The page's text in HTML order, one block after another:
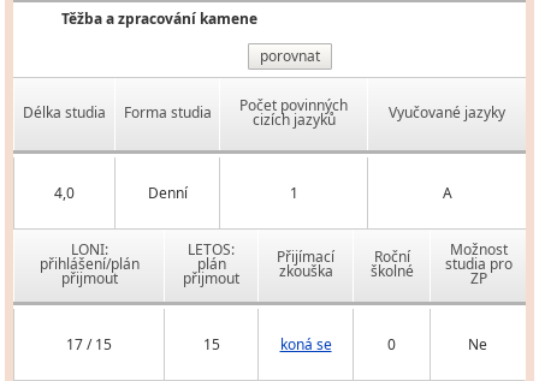
Těžba a zpracování kamene
porovnat
Délka studia Forma studia Počet povinných
cizích jazyků Vyučované jazyky
4,0 Denní 1 A
LONI:
přihlášení/plán
přijmout
LETOS:
plán
přijmout
Přijímací
zkouška
Roční
školné
Možnost
studia pro
ZP
17 / 15 15 koná se 0 Ne